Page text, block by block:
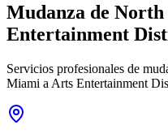
Mudanza de
Entertainment
Servicios profesionales de
Miami a Arts Entertainment